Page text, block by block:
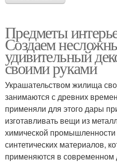
Предметы
Создаем
удивительный
своими руками
Украшательством жилища
занимаются с древних
применяли для этого дары
изготавливать вещи из
химической
синтетических материалов,
применяются в современном